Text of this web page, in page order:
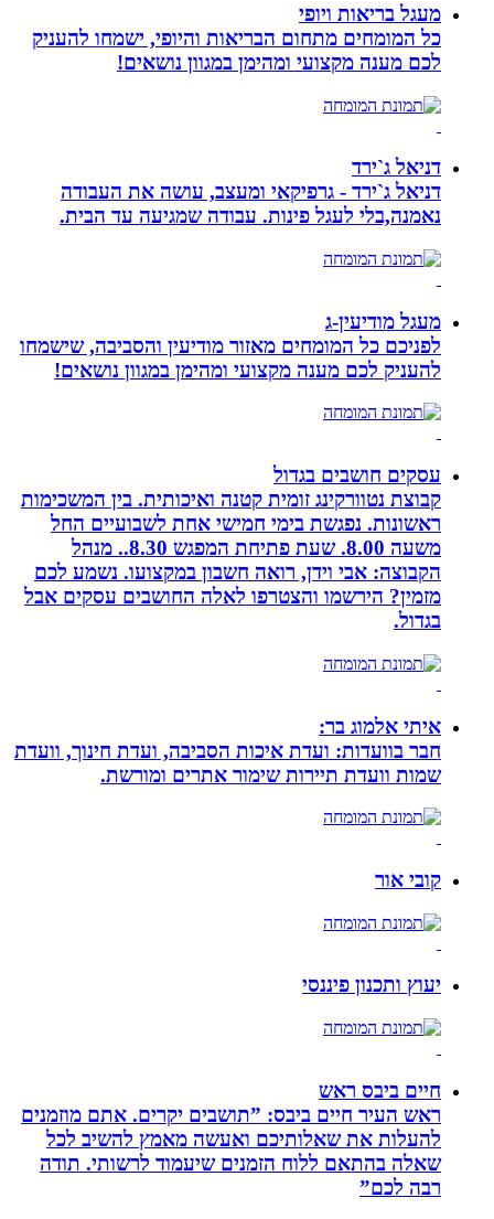
מעגל בריאות ויופי
כל המומחים מתחום הבריאות והיופי, ישמחו להעניק
לכם מענה מקצועי ומהימן במגוון נושאים!
דניאל ג`ירד
דניאל ג`ירד - גרפיקאי ומעצב, עושה את העבודה
נאמנה,בלי לעגל פינות. עבודה שמגיעה עד הבית.
מעגל מודיעין-ג
לפניכם כל המומחים מאזור מודיעין והסביבה, שישמחו
להעניק לכם מענה מקצועי ומהימן במגוון נושאים!
עסקים חושבים בגדול
קבוצת נטוורקינג זומית קטנה ואיכותית. בין המשכימות
ראשונות. נפגשת בימי חמישי אחת לשבועיים החל
משעה 8.00. שעת פתיחת המפגש 8.30.. מנהל
הקבוצה: אבי וידן, רואה חשבון במקצועו. נשמע לכם
מזמין? הירשמו והצטרפו לאלה החושבים עסקים אבל
בגדול.
איתי אלמוג בר:
חבר בוועדות: ועדת איכות הסביבה, ועדת חינוך, וועדת
שמות וועדת תיירות שימור אתרים ומורשת.
קובי אור
יעוץ ותכנון פיננסי
חיים ביבס ראש
ראש העיר חיים ביבס: ”תושבים יקרים. אתם מוזמנים
להעלות את שאלותיכם ואעשה מאמץ להשיב לכל
שאלה בהתאם ללוח הזמנים שיעמוד לרשותי. תודה
רבה לכם”